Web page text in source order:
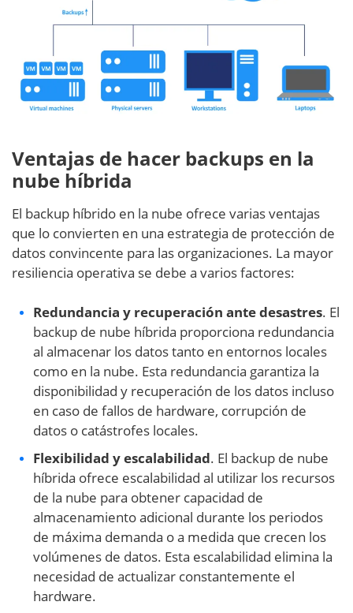
Ventajas de hacer backups en la
nube híbrida
El backup híbrido en la nube ofrece varias ventajas
que lo convierten en una estrategia de protección de
datos convincente para las organizaciones. La mayor
resiliencia operativa se debe a varios factores:
Redundancia y recuperación ante desastres. El
backup de nube híbrida proporciona redundancia
al almacenar los datos tanto en entornos locales
como en la nube. Esta redundancia garantiza la
disponibilidad y recuperación de los datos incluso
en caso de fallos de hardware, corrupción de
datos o catástrofes locales.
Flexibilidad y escalabilidad. El backup de nube
híbrida ofrece escalabilidad al utilizar los recursos
de la nube para obtener capacidad de
almacenamiento adicional durante los periodos
de máxima demanda o a medida que crecen los
volúmenes de datos. Esta escalabilidad elimina la
necesidad de actualizar constantemente el
hardware.